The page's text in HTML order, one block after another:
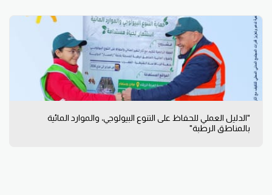
"الدليل العملي للحفاظ على التنوع البيولوجي، والموارد المائية
بالمناطق الرطبة"